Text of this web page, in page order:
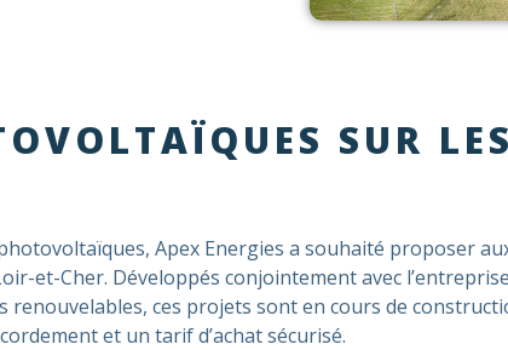
SUR
Apex Energies a souhaité proposer
et-Cher. Développés conjointement avec
ces projets sont en cours de
et un tarif d’achat sécurisé.